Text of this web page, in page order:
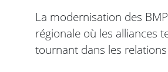
La modernisation des
régionale où les alliances
tournant dans les